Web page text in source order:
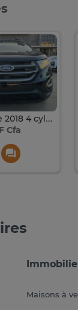
Ford Edge 2018 4 cylindres
Cfa
Maisons à